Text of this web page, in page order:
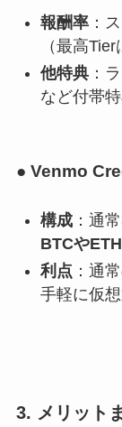
報酬率：
（最高Tier
他特典：
など付帯特
● Venmo
構成：通
BTCや
利点 ：通
手軽に仮
3. メリット